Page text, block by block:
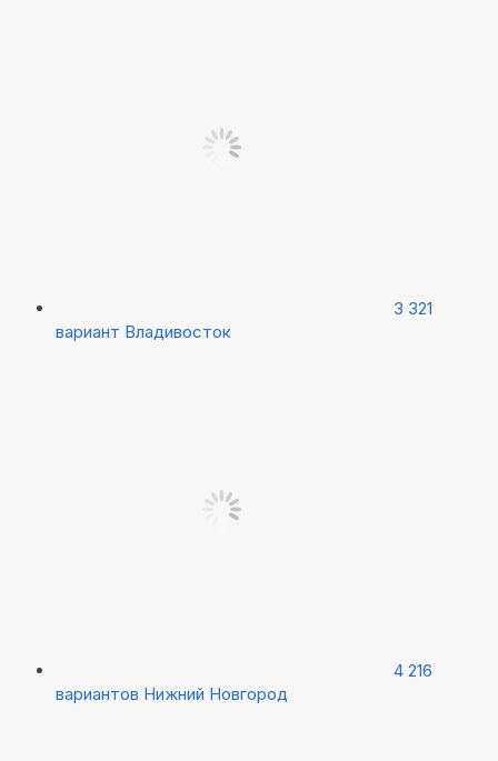
3 321
вариант Владивосток
4 216
вариантов Нижний Новгород